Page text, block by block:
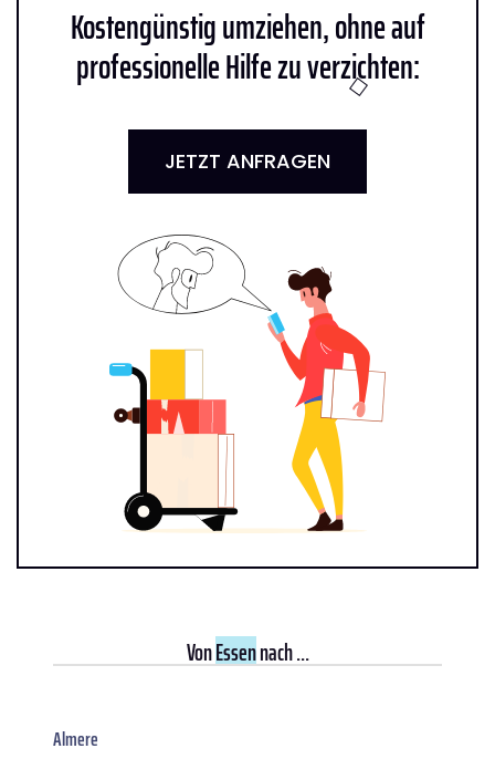
Kostengünstig umziehen, ohne auf
professionelle Hilfe zu verzichten:
JETZT ANFRAGEN
VonEssennach ...
Almere